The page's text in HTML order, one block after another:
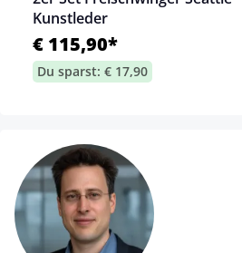
Kunstleder
€ 115,90*
Du sparst: € 17,90